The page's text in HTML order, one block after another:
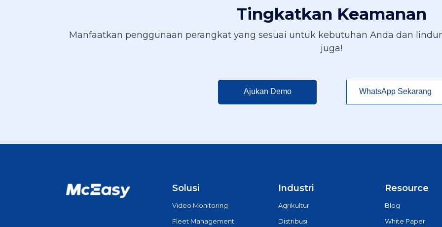
Tingkatkan Keamanan
Manfaatkan penggunaan perangkat yang sesuai untuk kebutuhan Anda dan
juga!
Ajukan Demo WhatsApp Sekarang
Solusi
Video Monitoring
Fleet Management
Industri
Agrikultur
Distribusi
Resource
Blog
White Paper